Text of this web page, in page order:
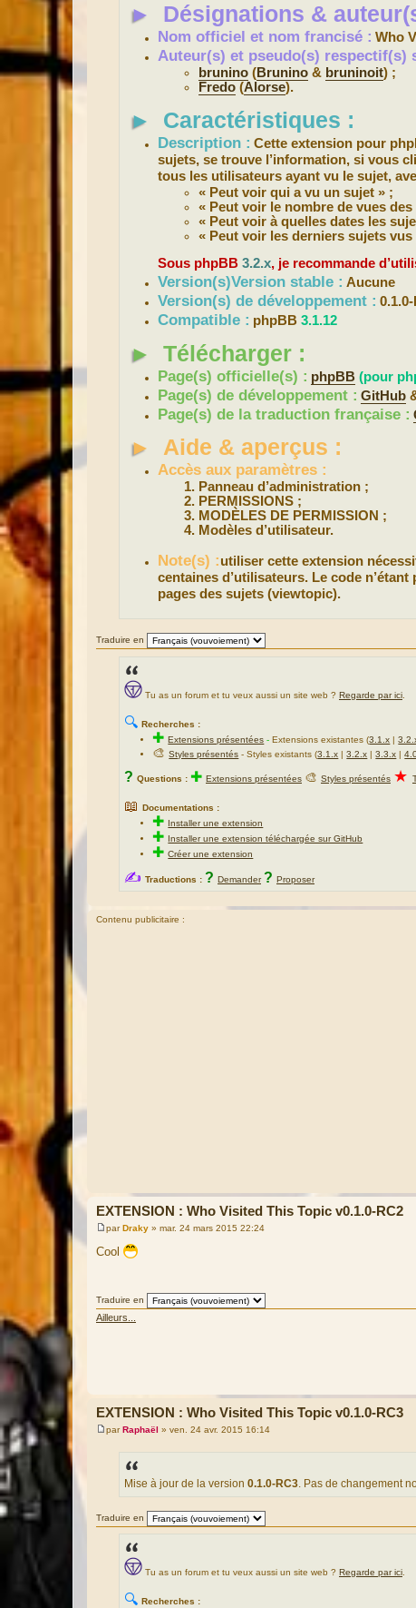
► Désignations &
Nom officiel et nom francisé : Who
Auteur(s) et pseudo(s) respectif(s)
brunino(Brunino& bruninoit) ;
Fredo(Alorse).
► Caractéristiques :
Description : Cette extension pour
sujets, se trouve l’information, si vous
tous les utilisateurs ayant vu le sujet,
« Peut voir qui a vu un sujet » ;
« Peut voir le nombre de vues
« Peut voir à quelles dates les
« Peut voir les derniers sujets
Sous phpBB3.2.x, je recommande
Version(s)Version stable : Aucune
Version(s) de développement :
Compatible : phpBB3.1.12
► Télécharger :
Page(s) officielle(s) : phpBB (pour
Page(s) de développement : GitHub
Page(s) de la traduction française :
► Aide & aperçus :
Accès aux paramètres :
Panneau d’administration ;
PERMISSIONS ;
MODÈLES DE PERMISSION ;
Modèles d’utilisateur.
Note(s) :utiliser cette extension
centaines d’utilisateurs. Le code
pages des sujets (viewtopic).
Traduire en
Tu as un forum et tu veux aussi un site web ? Regarde par ici
🔍 Recherches :
✚Extensions présentées -Extensions existantes (3.1.x |
🎨Styles présentés - Styles existants (3.1.x |3.2.x |3.3.x |
? Questions : ✚ Extensions présentées 🎨 Styles présentés ★
📖 Documentations :
✚ Installer une extension
✚ Installer une extension téléchargée sur GitHub
✚Créer une extension
✍ Traductions : ? Demander ? Proposer
Contenu publicitaire :
EXTENSION : Who Visited This Topic v0.1.0-RC2
M
s
e
parDraky » mar. 24 mars 2015 22:24
Cool
Traduire en
Ailleurs...
EXTENSION : Who Visited This Topic v0.1.0-RC3
par Raphaël » ven. 24 avr. 2015 16:14
Mise à jour de la version 0.1.0-RC3 . Pas de changement
Traduire en
Tu as un forum et tu veux aussi un site web ? Regarde par ici
🔍 Recherches :